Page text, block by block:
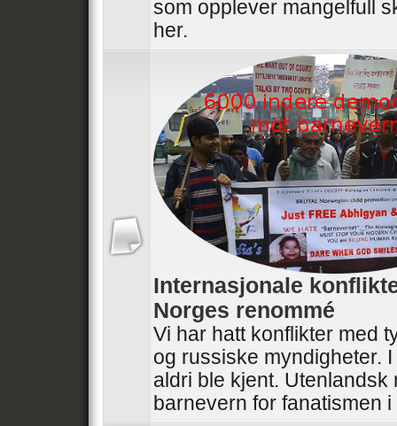
som opplever mangelfull
her.
Internasjonale
Norges renommé
Vi har hatt konflikter med
og russiske myndigheter.
aldri ble kjent.
barnevern for fanatismen